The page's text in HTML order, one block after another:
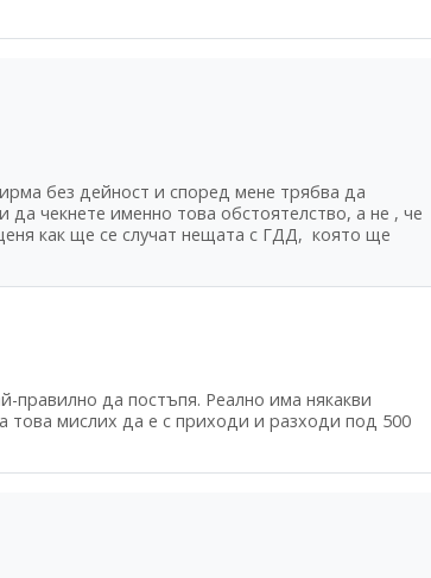
без дейност и според мене трябва да
чекнете именно това обстоятелство, а не , че
как ще се случат нещата с ГДД, която ще
правилно да постъпя. Реално има някакви
това мислих да е с приходи и разходи под 500